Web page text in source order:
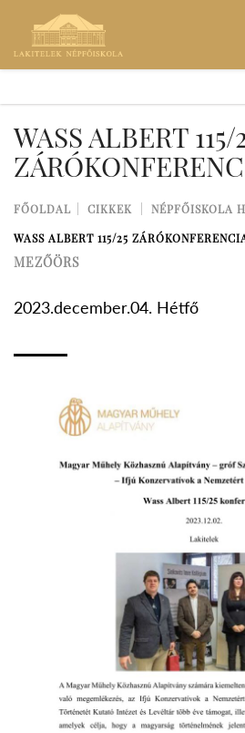
WASS ALBERT 115/
FŐOLDAL CIKKEK
NÉPFŐISKOLA
WASS ALBERT 115/25
MEZŐÖRS
2023.december.04. Hétfő